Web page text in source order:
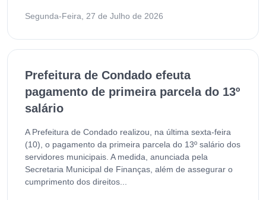
Segunda-Feira, 27 de Julho de 2026
Prefeitura de Condado efeuta
pagamento de primeira parcela do 13º
salário
A Prefeitura de Condado realizou, na última sexta-feira
(10), o pagamento da primeira parcela do 13º salário dos
servidores municipais. A medida, anunciada pela
Secretaria Municipal de Finanças, além de assegurar o
cumprimento dos direitos...